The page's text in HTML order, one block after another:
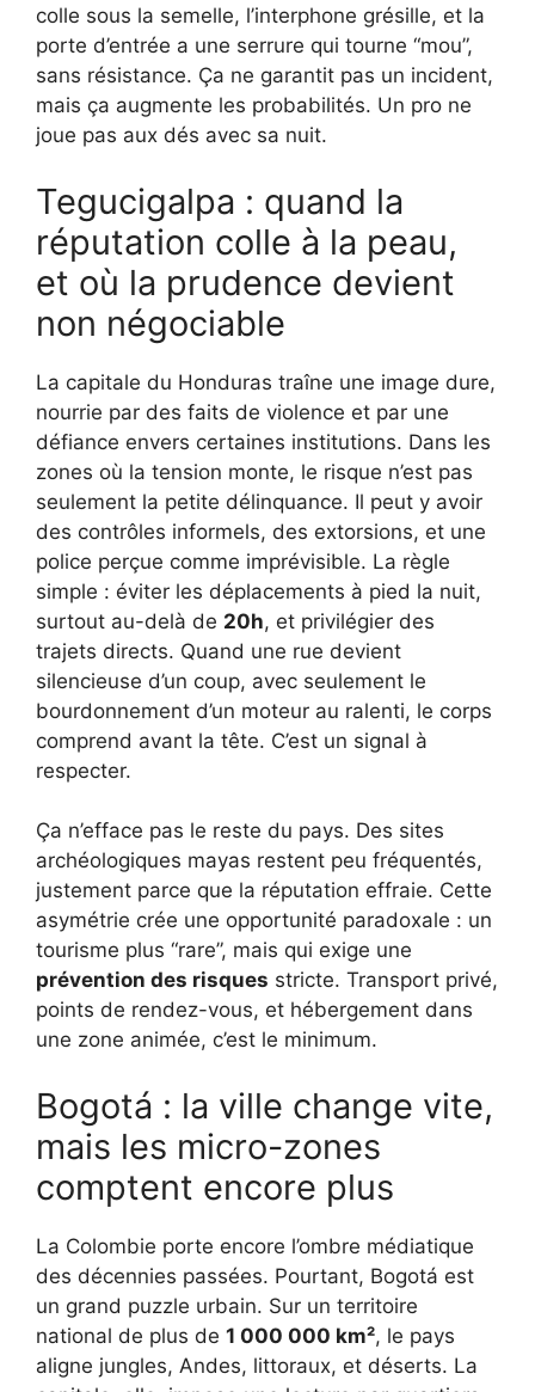
colle sous la semelle, l’interphone grésille, et la
porte d’entrée a une serrure qui tourne “mou”,
sans résistance. Ça ne garantit pas un incident,
mais ça augmente les probabilités. Un pro ne
joue pas aux dés avec sa nuit.
Tegucigalpa : quand la
réputation colle à la peau,
et où la prudence devient
non négociable
La capitale du Honduras traîne une image dure,
nourrie par des faits de violence et par une
défiance envers certaines institutions. Dans les
zones où la tension monte, le risque n’est pas
seulement la petite délinquance. Il peut y avoir
des contrôles informels, des extorsions, et une
police perçue comme imprévisible. La règle
simple : éviter les déplacements à pied la nuit,
surtout au-delà de 20h, et privilégier des
trajets directs. Quand une rue devient
silencieuse d’un coup, avec seulement le
bourdonnement d’un moteur au ralenti, le corps
comprend avant la tête. C’est un signal à
respecter.
Ça n’efface pas le reste du pays. Des sites
archéologiques mayas restent peu fréquentés,
justement parce que la réputation effraie. Cette
asymétrie crée une opportunité paradoxale : un
tourisme plus “rare”, mais qui exige une
prévention des risques stricte. Transport privé,
points de rendez-vous, et hébergement dans
une zone animée, c’est le minimum.
Bogotá : la ville change vite,
mais les micro-zones
comptent encore plus
La Colombie porte encore l’ombre médiatique
des décennies passées. Pourtant, Bogotá est
un grand puzzle urbain. Sur un territoire
national de plus de 1 000 000 km², le pays
aligne jungles, Andes, littoraux, et déserts. La